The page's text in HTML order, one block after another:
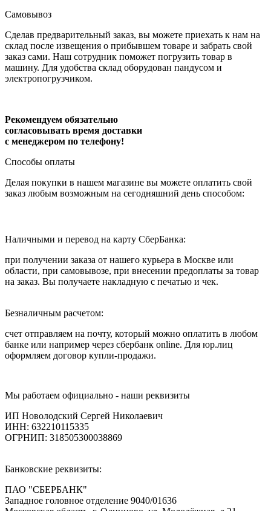
Самовывоз
Сделав предварительный заказ, вы можете приехать к нам на
склад после извещения о прибывшем товаре и забрать свой
заказ сами. Наш сотрудник поможет погрузить товар в
машину. Для удобства склад оборудован пандусом и
электропогрузчиком.
Рекомендуем обязательно
согласовывать время доставки
с менеджером по телефону!
Способы оплаты
Делая покупки в нашем магазине вы можете оплатить свой
заказ любым возможным на сегодняшний день способом:
Наличными и перевод на карту СберБанка:
при получении заказа от нашего курьера в Москве или
области, при самовывозе, при внесении предоплаты за товар
на заказ. Вы получаете накладную с печатью и чек.
Безналичным расчетом:
счет отправляем на почту, который можно оплатить в любом
банке или например через сбербанк online. Для юр.лиц
оформляем договор купли-продажи.
Мы работаем официально - наши реквизиты
ИП Новолодский Сергей Николаевич
ИНН: 632210115335
ОГРНИП: 318505300038869
Банковские реквизиты:
ПАО "СБЕРБАНК"
Западное головное отделение 9040/01636